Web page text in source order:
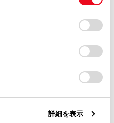
キー)が保存されることに同
クッキー)のオプトアウト、
するにあたっては、当社の
扱いについて
」をご覧くだ
詳細を表示
は